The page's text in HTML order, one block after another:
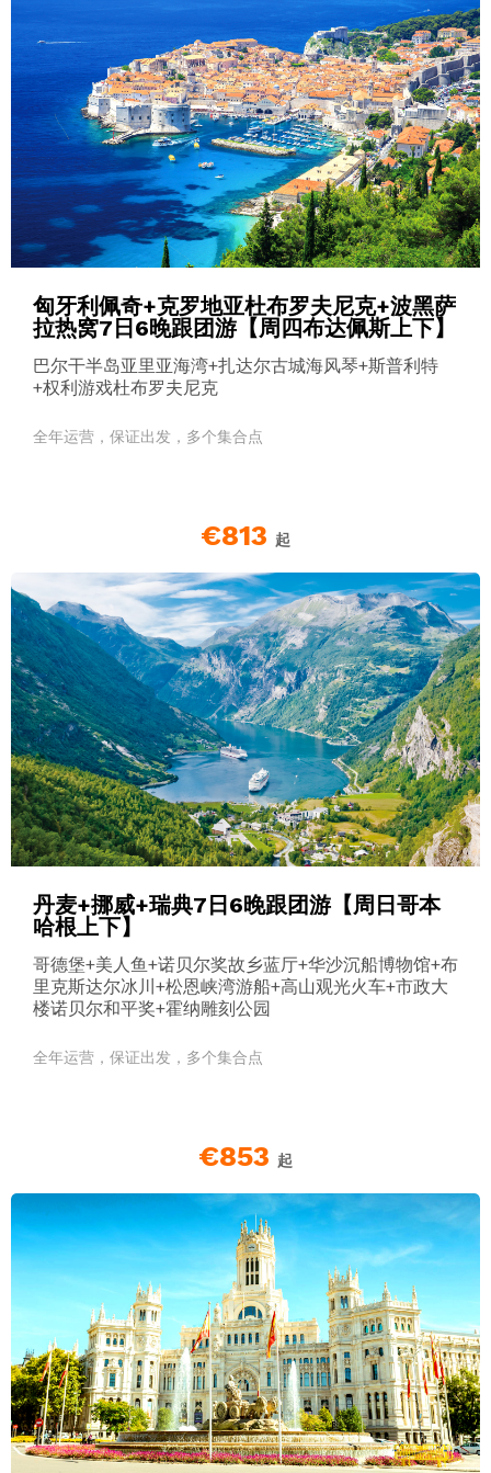
匈牙利佩奇+克罗地亚杜布罗夫尼克+波黑萨
拉热窝7日6晚跟团游【周四布达佩斯上下】
巴尔干半岛亚里亚海湾+扎达尔古城海风琴+斯普利特
+权利游戏杜布罗夫尼克
全年运营，保证出发，多个集合点
€813 起
丹麦+挪威+瑞典7日6晚跟团游【周日哥本
哈根上下】
哥德堡+美人鱼+诺贝尔奖故乡蓝厅+华沙沉船博物馆+布
里克斯达尔冰川+松恩峡湾游船+高山观光火车+市政大
楼诺贝尔和平奖+霍纳雕刻公园
全年运营，保证出发，多个集合点
€853 起